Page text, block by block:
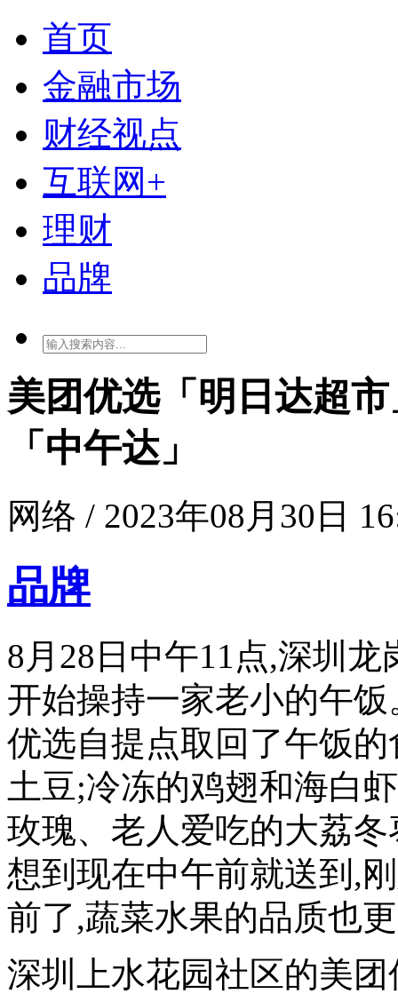
首页
金融市场
财经视点
互联网+
理财
品牌
美团优选「明日达超
「中午达」
网络 / 2023年08月30日
品牌
8月28日中午11点,深圳
开始操持一家老小的午
优选自提点取回了午饭
土豆;冷冻的鸡翅和海白
玫瑰、老人爱吃的大荔
想到现在中午前就送到,
前了,蔬菜水果的品质也
深圳上水花园社区的美